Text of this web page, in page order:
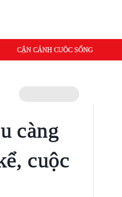
CẬN CẢNH CUỘC SỐNG
càng
cuộc